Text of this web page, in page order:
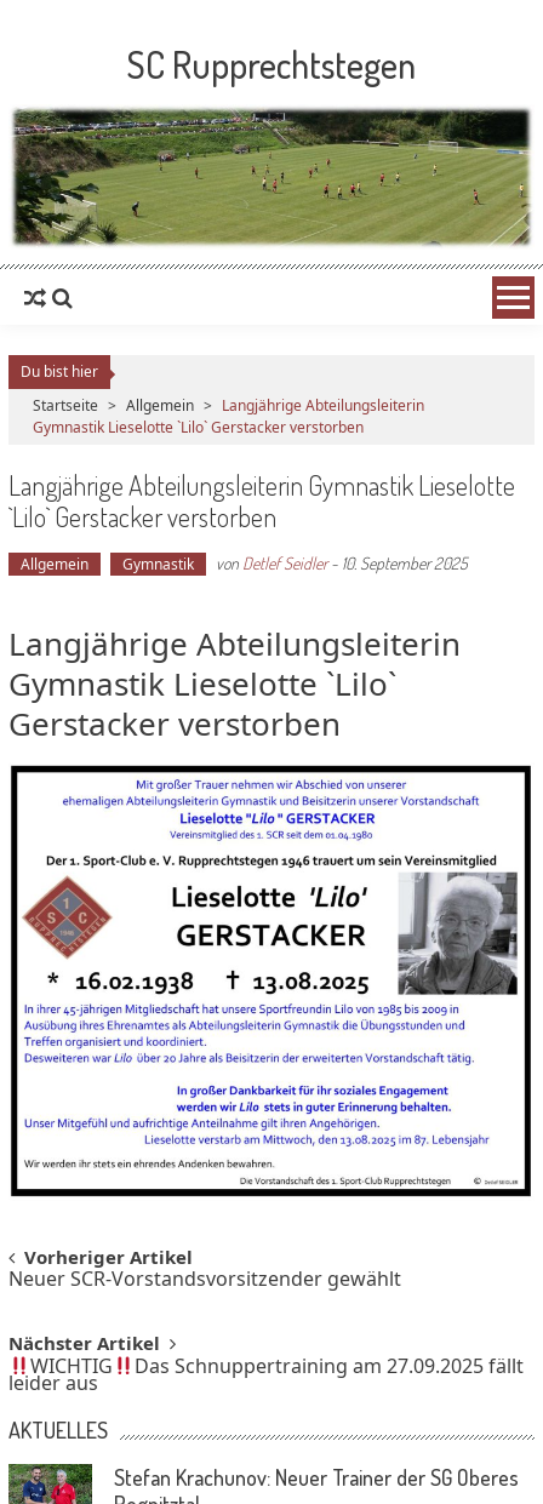
SC Rupprechtstegen
Du bist hier
Startseite > Allgemein > Langjährige Abteilungsleiterin
Gymnastik Lieselotte `Lilo` Gerstacker verstorben
Langjährige Abteilungsleiterin Gymnastik Lieselotte
`Lilo` Gerstacker verstorben
Allgemein Gymnastik von Detlef Seidler- 10. September 2025
Langjährige Abteilungsleiterin
Gymnastik Lieselotte `Lilo`
Gerstacker verstorben
Post
navigation
Vorheriger Artikel
Neuer SCR-Vorstandsvorsitzender gewählt
Nächster Artikel
WICHTIG Das Schnuppertraining am 27.09.2025 fällt
leider aus
AKTUELLES
Stefan Krachunov: Neuer Trainer der SG Oberes